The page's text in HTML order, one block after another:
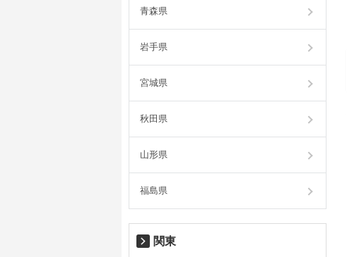
青森県
岩手県
宮城県
秋田県
山形県
福島県
関東